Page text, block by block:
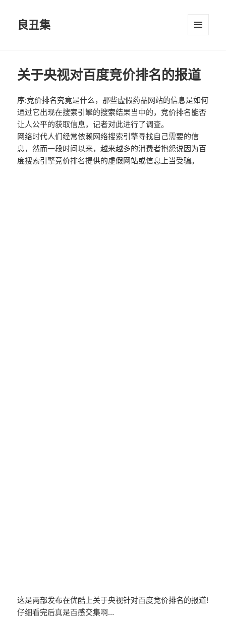
良丑集
关于央视对百度竞价排名的报道
序:竞价排名究竟是什么，那些虚假药品网站的信息是如何
通过它出现在搜索引擎的搜索结果当中的，竞价排名能否
让人公平的获取信息，记者对此进行了调查。
网络时代人们经常依赖网络搜索引擎寻找自己需要的信
息，然而一段时间以来，越来越多的消费者抱怨说因为百
度搜索引擎竞价排名提供的虚假网站或信息上当受骗。
这是两部发布在优酷上关于央视针对百度竞价排名的报道!
仔细看完后真是百感交集啊…